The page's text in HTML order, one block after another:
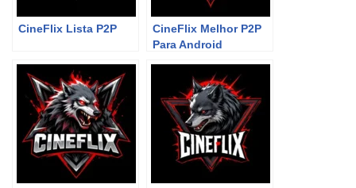
CineFlix Lista P2P
CineFlix Melhor P2P
Para Android